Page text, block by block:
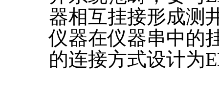
器相互挂接形成测
仪器在仪器串中的
的连接方式设计为